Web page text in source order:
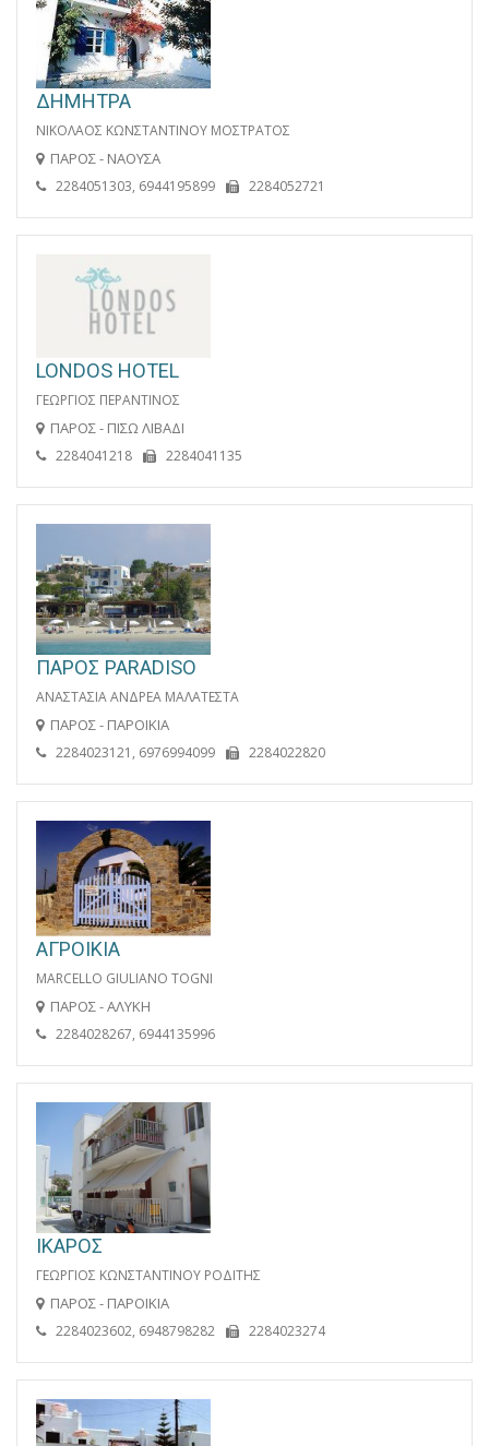
ΔΗΜΗΤΡΑ
ΝΙΚΟΛΑΟΣ ΚΩΝΣΤΑΝΤΙΝΟΥ ΜΟΣΤΡΑΤΟΣ
ΠΑΡΟΣ - ΝΑΟΥΣΑ
2284051303, 6944195899 2284052721
LONDOS HOTEL
ΓΕΩΡΓΙΟΣ ΠΕΡΑΝΤΙΝΟΣ
ΠΑΡΟΣ - ΠΙΣΩ ΛΙΒΑΔΙ
2284041218 2284041135
ΠΑΡΟΣ PARADISO
ΑΝΑΣΤΑΣΙΑ ΑΝΔΡΕΑ ΜΑΛΑΤΕΣΤΑ
ΠΑΡΟΣ - ΠΑΡΟΙΚΙΑ
2284023121, 6976994099 2284022820
ΑΓΡΟΙΚΙΑ
MARCELLO GIULIANO TOGNI
ΠΑΡΟΣ - ΑΛΥΚΗ
2284028267, 6944135996
ΙΚΑΡΟΣ
ΓΕΩΡΓΙΟΣ ΚΩΝΣΤΑΝΤΙΝΟΥ ΡΟΔΙΤΗΣ
ΠΑΡΟΣ - ΠΑΡΟΙΚΙΑ
2284023602, 6948798282 2284023274